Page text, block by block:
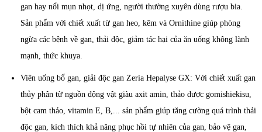
gan hay nổi mụn nhọt, dị ứng, người thường xuyên dùng rượu bia.
Sản phẩm với chiết xuất từ gan heo, kẽm và Ornithine giúp phòng
ngừa các bệnh về gan, thải độc, giảm tác hại của ăn uống không lành
mạnh, thức khuya.
Viên uống bổ gan, giải độc gan Zeria Hepalyse GX: Với chiết xuất gan
thủy phân từ nguồn động vật giàu axit amin, thảo dược gomishiekisu,
bột cam thảo, vitamin E, B,... sản phẩm giúp tăng cường quá trình thải
độc gan, kích thích khả năng phục hồi tự nhiên của gan, bảo vệ gan,